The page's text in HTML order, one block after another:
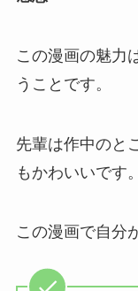
この漫画の魅力
うことです。
先輩は作中のと
もかわいいです。
この漫画で自分